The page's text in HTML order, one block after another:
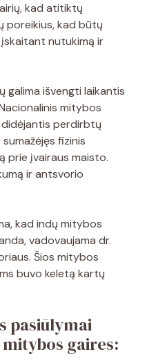
kad atitiktų
poreikius, kad būtų
nutukimą ir
galima išvengti laikantis
mitybos
perdirbtų
fizinis
prie įvairaus maisto.
ir antsvorio
kad indų mitybos
vadovaujama dr.
Šios mitybos
buvo keletą kartų
pasiūlymai
mitybos gaires: